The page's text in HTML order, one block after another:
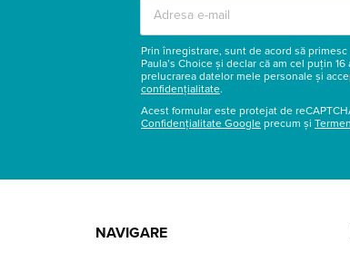
Prin înregistrare, sunt de acord să
Paula’s Choice și declar că am cel puțin
prelucrarea datelor mele personale și
confidențialitate.
Acest formular este protejat de
Confidențialitate Google precum și
NAVIGARE